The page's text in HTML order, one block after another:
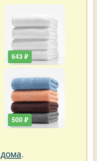
643 ₽
500 ₽
.